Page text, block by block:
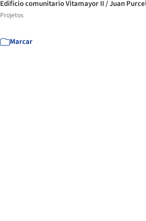
Edificio comunitario Vitamayor II / Juan
Projetos
Marcar